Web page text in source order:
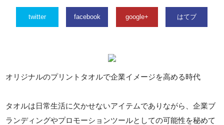
twitter facebook google+ はてブ
オリジナルのプリントタオルで企業イメージを高める時代
タオルは日常生活に欠かせないアイテムでありながら、企業ブ
ランディングやプロモーションツールとしての可能性を秘めて